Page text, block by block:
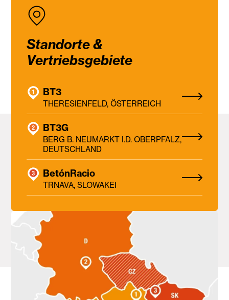
Standorte &
Vertriebsgebiete
BT3
THERESIENFELD, ÖSTERREICH
BT3G
BERG B. NEUMARKT I.D. OBERPFALZ,
DEUTSCHLAND
BetónRacio
TRNAVA, SLOWAKEI